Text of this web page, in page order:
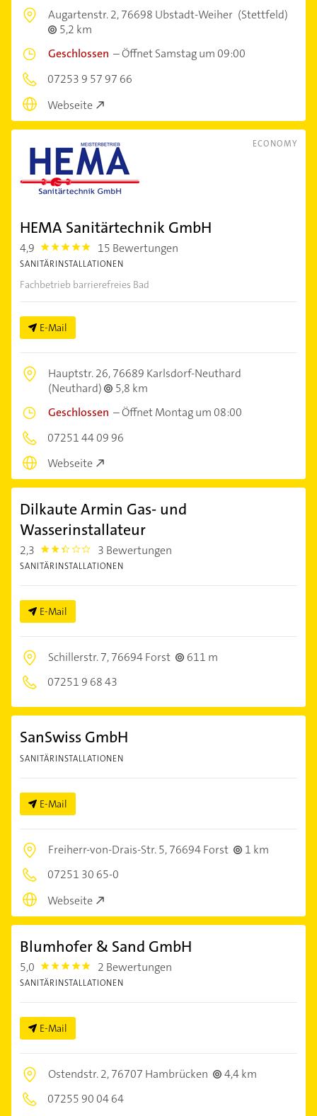
Augartenstr. 2,76698 Ubstadt-Weiher (Stettfeld)
5,2 km
Geschlossen –Öffnet Samstag um 09:00
07253 9 57 97 66
Webseite
ECONOMY
HEMA Sanitärtechnik GmbH
4,9 4.9 15 Bewertungen
SANITÄRINSTALLATIONEN
Fachbetrieb barrierefreies Bad
E-Mail
Hauptstr. 26,76689 Karlsdorf-Neuthard
(Neuthard)
5,8 km
Geschlossen –Öffnet Montag um 08:00
07251 44 09 96
Webseite
Dilkaute Armin Gas- und
Wasserinstallateur
2,3 2.3 3 Bewertungen
SANITÄRINSTALLATIONEN
E-Mail
Schillerstr. 7,76694 Forst
611 m
07251 9 68 43
SanSwiss GmbH
SANITÄRINSTALLATIONEN
E-Mail
Freiherr-von-Drais-Str. 5,76694 Forst
1 km
07251 30 65-0
Webseite
Blumhofer & Sand GmbH
5,0 5.0 2 Bewertungen
SANITÄRINSTALLATIONEN
E-Mail
Ostendstr. 2,76707 Hambrücken
4,4 km
07255 90 04 64